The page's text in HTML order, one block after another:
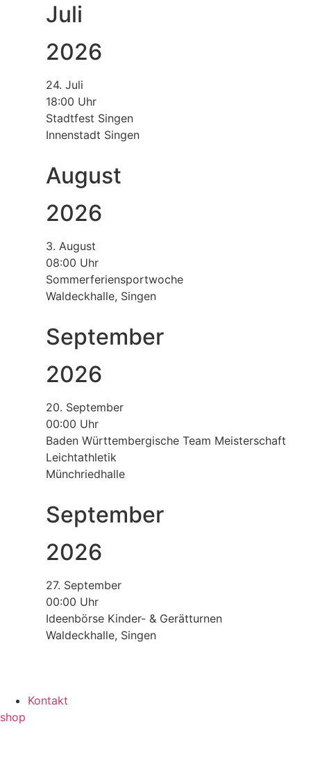
Juli
2026
24. Juli
18:00 Uhr
Stadtfest Singen
Innenstadt Singen
August
2026
3. August
08:00 Uhr
Sommerferiensportwoche
Waldeckhalle, Singen
September
2026
20. September
00:00 Uhr
Baden Württembergische Team Meisterschaft
Leichtathletik
Münchriedhalle
September
2026
27. September
00:00 Uhr
Ideenbörse Kinder- & Gerätturnen
Waldeckhalle, Singen
Kontakt
shop